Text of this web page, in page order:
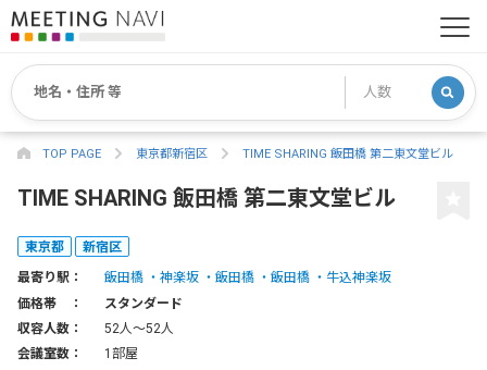
TOP PAGE 東京都新宿区 TIME SHARING 飯田橋 第二東文堂ビル
TIME SHARING 飯田橋 第二東文堂ビル
東京都 新宿区
最寄り駅： 飯田橋 神楽坂 飯田橋 飯田橋
牛込神楽坂
価格帯 ：
スタンダード
収容人数：
52人〜52人
会議室数：
1部屋